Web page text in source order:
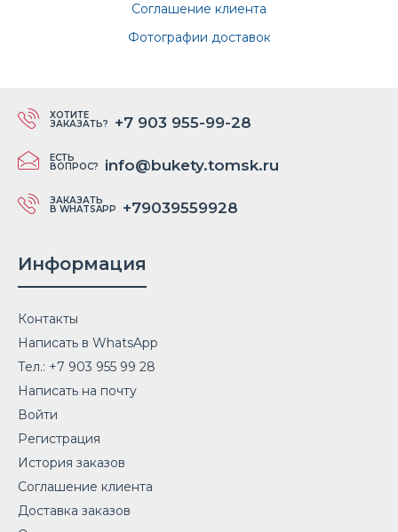
Соглашение клиента
Фотографии доставок
ХОТИТЕ
ЗАКАЗАТЬ? +7 903 955-99-28
ЕСТЬ
ВОПРОС? info@bukety.tomsk.ru
ЗАКАЗАТЬ
В WHATSAPP +79039559928
Информация
Контакты
Написать в WhatsApp
Тел.: +7 903 955 99 28
Написать на почту
Войти
Регистрация
История заказов
Соглашение клиента
Доставка заказов